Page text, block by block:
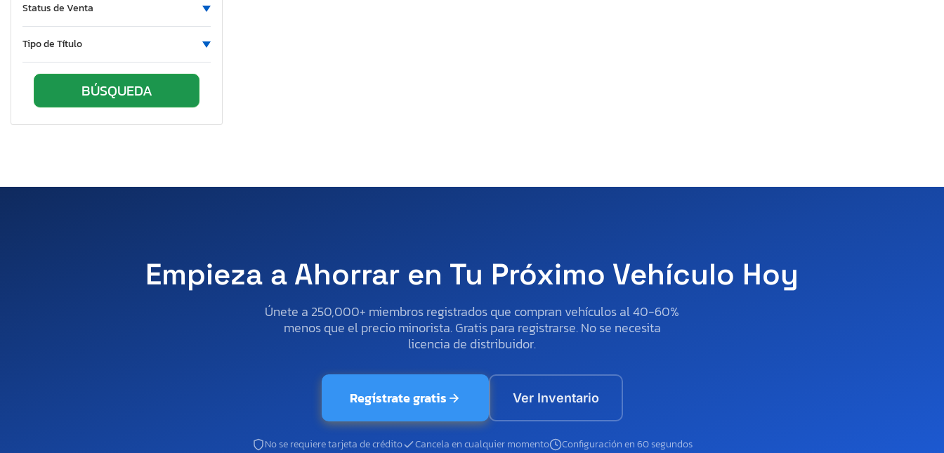
Status de Venta
Tipo de Título
Empieza a Ahorrar en Tu Próximo Vehículo Hoy
Únete a 250,000+ miembros registrados que compran vehículos al 40-60%
menos que el precio minorista. Gratis para registrarse. No se necesita
licencia de distribuidor.
Regístrate gratis Ver Inventario
No se requiere tarjeta de crédito Cancela en cualquier momento Configuración en 60 segundos